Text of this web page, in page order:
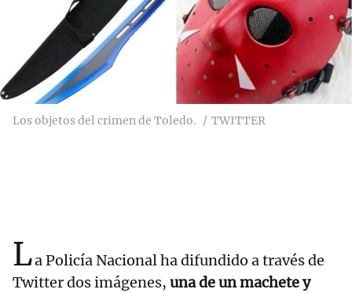
Los objetos del crimen de Toledo. TWITTER
La Policía Nacional ha difundido a través de
Twitter dos imágenes, una de un machete y